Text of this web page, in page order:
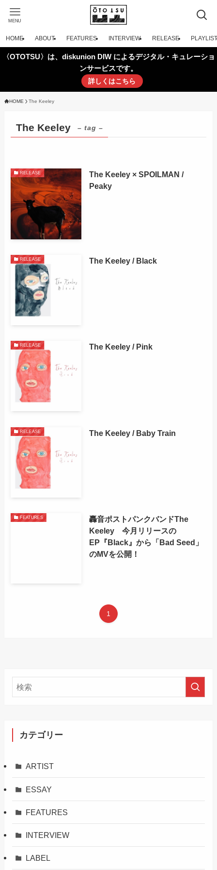
MENU
HOME ABOUT FEATURES INTERVIEW RELEASE PLAYLIST
〈OTOTSU〉は、diskunion DIW によるデジタル・キュレーショ
ンサービスです。
詳しくはこちら
HOME The Keeley
The Keeley – tag –
RELEASE
The Keeley × SPOILMAN /
Peaky
RELEASE The Keeley / Black
RELEASE The Keeley / Pink
RELEASE The Keeley / Baby Train
FEATURES
轟音ポストパンクバンドThe
Keeley 今月リリースの
EP『Black』から「Bad Seed」
のMVを公開！
1
カテゴリー
ARTIST
ESSAY
FEATURES
INTERVIEW
LABEL